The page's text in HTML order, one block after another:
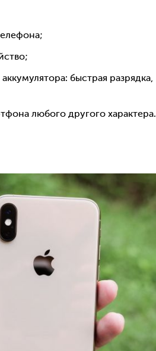
быстрая разрядка,
любого другого характера.